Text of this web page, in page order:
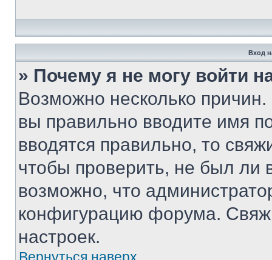
Вход
» Почему я не могу войти
Возможно несколько
вы правильно вводите имя
вводятся правильно, то
чтобы проверить, не был ли
возможно, что
конфигурацию форума.
настроек.